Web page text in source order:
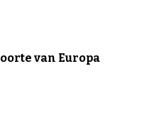
van Europa